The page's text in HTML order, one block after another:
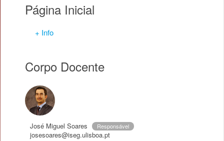
Página Inicial
+ Info
Corpo Docente
José Miguel Soares Responsável
josesoares@iseg.ulisboa.pt